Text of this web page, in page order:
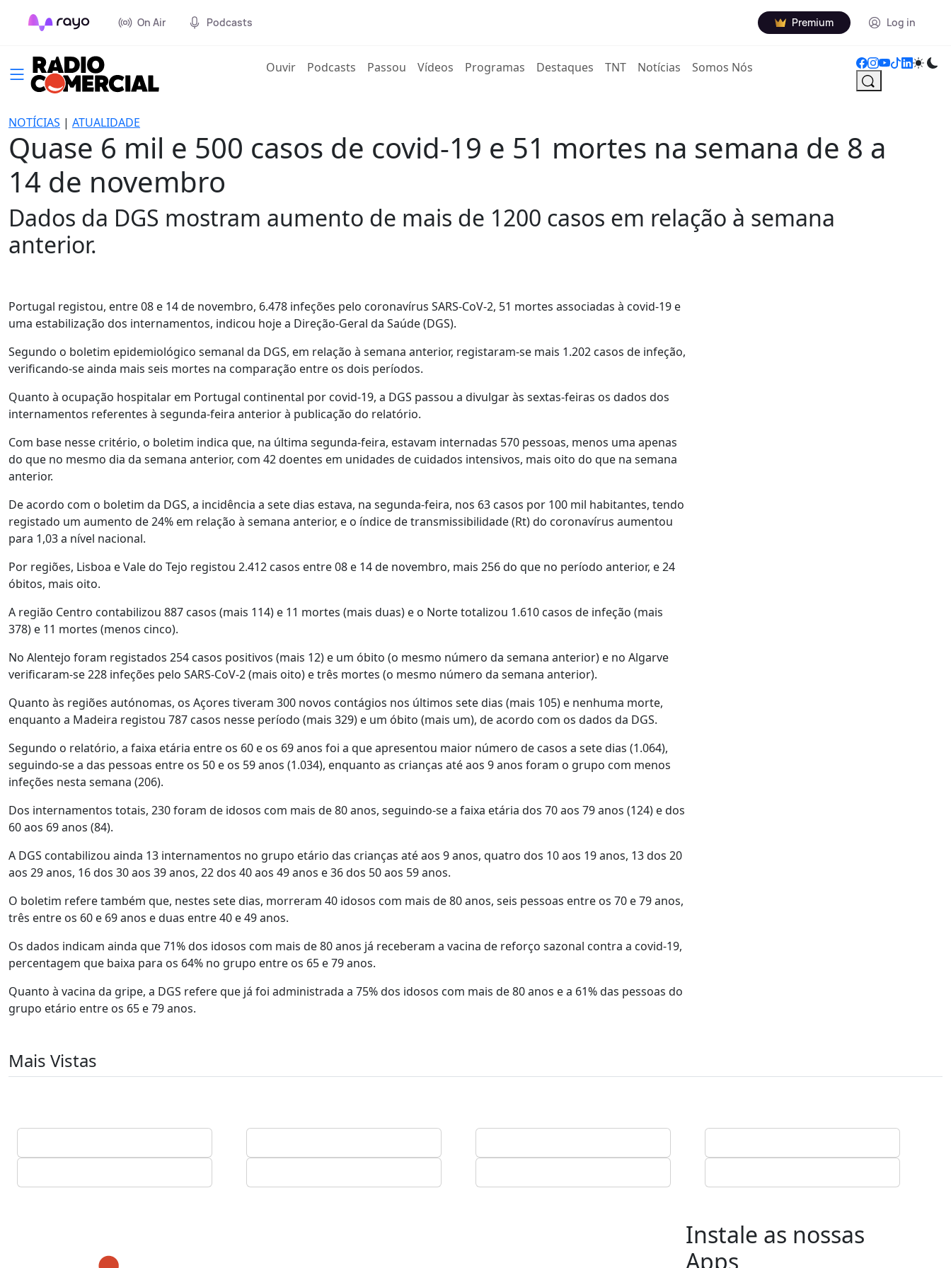
On Air Podcasts Premium Log in
Ouvir(current)
Podcasts Passou Vídeos Programas Destaques TNT Notícias Somos Nós
NOTÍCIAS | ATUALIDADE
Quase 6 mil e 500 casos de covid-19 e 51 mortes na semana de 8 a
14 de novembro
Dados da DGS mostram aumento de mais de 1200 casos em relação à semana
anterior.
Portugal registou, entre 08 e 14 de novembro, 6.478 infeções pelo coronavírus SARS-CoV-2, 51 mortes associadas à covid-19 e
uma estabilização dos internamentos, indicou hoje a Direção-Geral da Saúde (DGS).
Segundo o boletim epidemiológico semanal da DGS, em relação à semana anterior, registaram-se mais 1.202 casos de infeção,
verificando-se ainda mais seis mortes na comparação entre os dois períodos.
Quanto à ocupação hospitalar em Portugal continental por covid-19, a DGS passou a divulgar às sextas-feiras os dados dos
internamentos referentes à segunda-feira anterior à publicação do relatório.
Com base nesse critério, o boletim indica que, na última segunda-feira, estavam internadas 570 pessoas, menos uma apenas
do que no mesmo dia da semana anterior, com 42 doentes em unidades de cuidados intensivos, mais oito do que na semana
anterior.
De acordo com o boletim da DGS, a incidência a sete dias estava, na segunda-feira, nos 63 casos por 100 mil habitantes, tendo
registado um aumento de 24% em relação à semana anterior, e o índice de transmissibilidade (Rt) do coronavírus aumentou
para 1,03 a nível nacional.
Por regiões, Lisboa e Vale do Tejo registou 2.412 casos entre 08 e 14 de novembro, mais 256 do que no período anterior, e 24
óbitos, mais oito.
A região Centro contabilizou 887 casos (mais 114) e 11 mortes (mais duas) e o Norte totalizou 1.610 casos de infeção (mais
378) e 11 mortes (menos cinco).
No Alentejo foram registados 254 casos positivos (mais 12) e um óbito (o mesmo número da semana anterior) e no Algarve
verificaram-se 228 infeções pelo SARS-CoV-2 (mais oito) e três mortes (o mesmo número da semana anterior).
Quanto às regiões autónomas, os Açores tiveram 300 novos contágios nos últimos sete dias (mais 105) e nenhuma morte,
enquanto a Madeira registou 787 casos nesse período (mais 329) e um óbito (mais um), de acordo com os dados da DGS.
Segundo o relatório, a faixa etária entre os 60 e os 69 anos foi a que apresentou maior número de casos a sete dias (1.064),
seguindo-se a das pessoas entre os 50 e os 59 anos (1.034), enquanto as crianças até aos 9 anos foram o grupo com menos
infeções nesta semana (206).
Dos internamentos totais, 230 foram de idosos com mais de 80 anos, seguindo-se a faixa etária dos 70 aos 79 anos (124) e dos
60 aos 69 anos (84).
A DGS contabilizou ainda 13 internamentos no grupo etário das crianças até aos 9 anos, quatro dos 10 aos 19 anos, 13 dos 20
aos 29 anos, 16 dos 30 aos 39 anos, 22 dos 40 aos 49 anos e 36 dos 50 aos 59 anos.
O boletim refere também que, nestes sete dias, morreram 40 idosos com mais de 80 anos, seis pessoas entre os 70 e 79 anos,
três entre os 60 e 69 anos e duas entre 40 e 49 anos.
Os dados indicam ainda que 71% dos idosos com mais de 80 anos já receberam a vacina de reforço sazonal contra a covid-19,
percentagem que baixa para os 64% no grupo entre os 65 e 79 anos.
Quanto à vacina da gripe, a DGS refere que já foi administrada a 75% dos idosos com mais de 80 anos e a 61% das pessoas do
grupo etário entre os 65 e 79 anos.
Mais Vistas
Instale as nossas
Apps